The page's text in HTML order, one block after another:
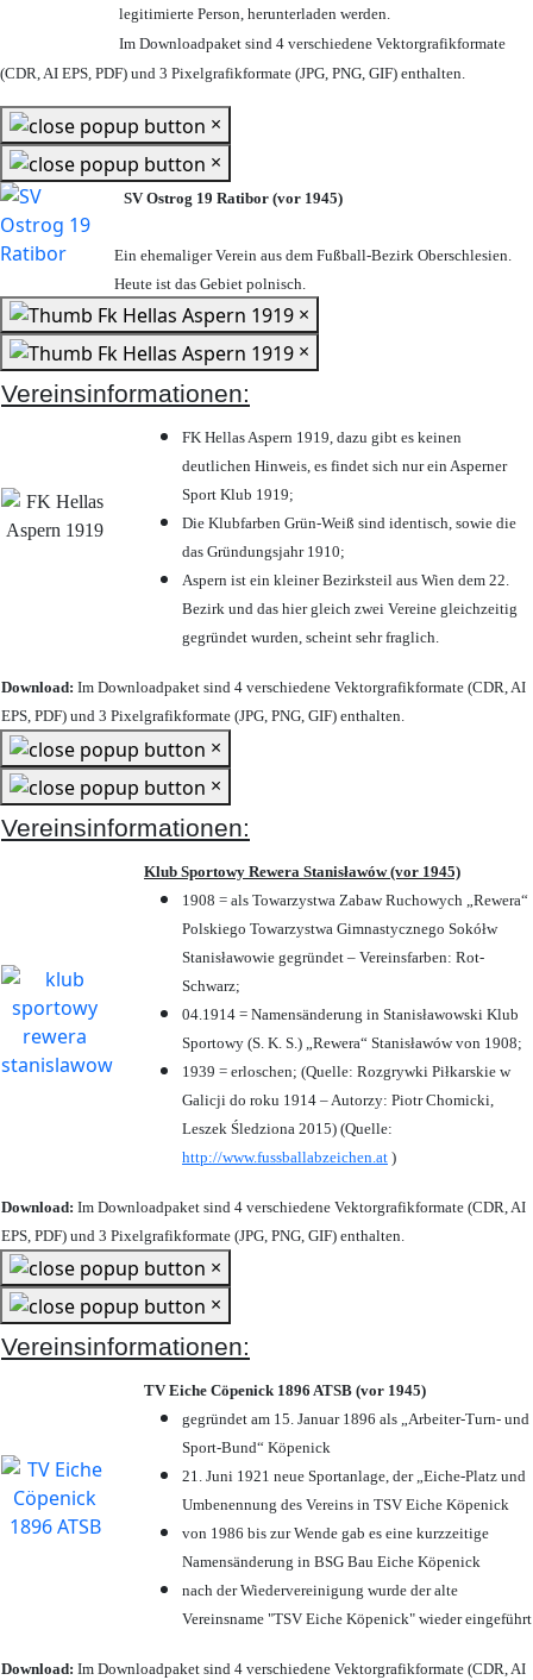
legitimierte Person, herunterladen werden.
Im Downloadpaket sind 4 verschiedene Vektorgrafikformate
(CDR, AI EPS, PDF) und 3 Pixelgrafikformate (JPG, PNG, GIF) enthalten.
×
×
SV Ostrog 19 Ratibor (vor 1945)
Ein ehemaliger Verein aus dem Fußball-Bezirk Oberschlesien.
Heute ist das Gebiet polnisch.
×
×
Vereinsinformationen:
FK Hellas Aspern 1919, dazu gibt es keinen
deutlichen Hinweis, es findet sich nur ein Asperner
Sport Klub 1919;
Die Klubfarben Grün-Weiß sind identisch, sowie die
das Gründungsjahr 1910;
Aspern ist ein kleiner Bezirksteil aus Wien dem 22.
Bezirk und das hier gleich zwei Vereine gleichzeitig
gegründet wurden, scheint sehr fraglich.
Download: Im Downloadpaket sind 4 verschiedene Vektorgrafikformate (CDR, AI
EPS, PDF) und 3 Pixelgrafikformate (JPG, PNG, GIF) enthalten.
×
×
Vereinsinformationen:
Klub Sportowy Rewera Stanisławów (vor 1945)
1908 = als Towarzystwa Zabaw Ruchowych „Rewera“
Polskiego Towarzystwa Gimnastycznego Sokółw
Stanisławowie gegründet – Vereinsfarben: Rot-
Schwarz;
04.1914 = Namensänderung in Stanisławowski Klub
Sportowy (S. K. S.) „Rewera“ Stanisławów von 1908;
1939 = erloschen; (Quelle: Rozgrywki Piłkarskie w
Galicji do roku 1914 – Autorzy: Piotr Chomicki,
Leszek Śledziona 2015) (Quelle:
http://www.fussballabzeichen.at )
Download: Im Downloadpaket sind 4 verschiedene Vektorgrafikformate (CDR, AI
EPS, PDF) und 3 Pixelgrafikformate (JPG, PNG, GIF) enthalten.
×
×
Vereinsinformationen:
TV Eiche Cöpenick 1896 ATSB (vor 1945)
gegründet am 15. Januar 1896 als „Arbeiter-Turn- und
Sport-Bund“ Köpenick
21. Juni 1921 neue Sportanlage, der „Eiche-Platz und
Umbenennung des Vereins in TSV Eiche Köpenick
von 1986 bis zur Wende gab es eine kurzzeitige
Namensänderung in BSG Bau Eiche Köpenick
nach der Wiedervereinigung wurde der alte
Vereinsname "TSV Eiche Köpenick" wieder eingeführt
Download: Im Downloadpaket sind 4 verschiedene Vektorgrafikformate (CDR, AI